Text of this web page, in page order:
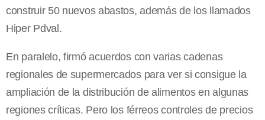
construir 50 nuevos abastos, además de los llamados
Hiper Pdval.
En paralelo, firmó acuerdos con varias cadenas
regionales de supermercados para ver si consigue la
ampliación de la distribución de alimentos en algunas
regiones críticas. Pero los férreos controles de precios